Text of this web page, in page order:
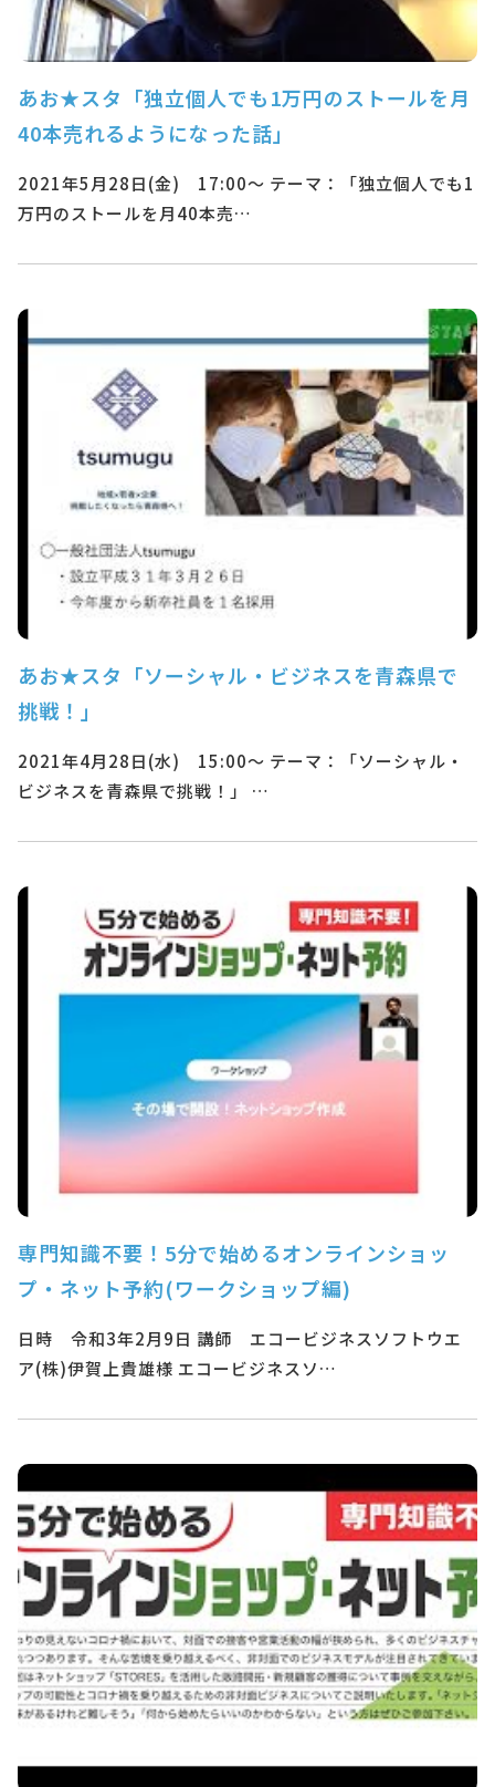
あお★スタ「独立個人でも1万円のストールを月
40本売れるようになった話」
2021年5月28日(金) 17:00～ テーマ：「独立個人でも1
万円のストールを月40本売…
あお★スタ「ソーシャル・ビジネスを青森県で
挑戦！」
2021年4月28日(水) 15:00～ テーマ：「ソーシャル・
ビジネスを青森県で挑戦！」 …
専門知識不要！5分で始めるオンラインショッ
プ・ネット予約(ワークショップ編)
日時 令和3年2月9日 講師 エコービジネスソフトウエ
ア(株)伊賀上貴雄様 エコービジネスソ…